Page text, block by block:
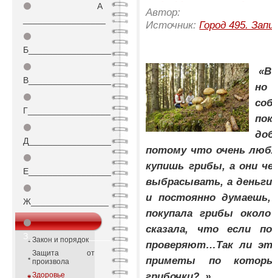
⚫
А
⚫
Б_________________
⚫
В_________________
⚫
Г_________________
⚫
Д_________________
⚫
Е_________________
⚫
Ж________________
⚫
З_________________
Закон и порядок
Защита от
произвола
Здоровье
Автор:
Источник:Город 495.
потому что очень
купишь грибы, а они
выбрасывать, а
и постоянно
покупала грибы
сказала, что если
проверяют…Так ли
приметы по